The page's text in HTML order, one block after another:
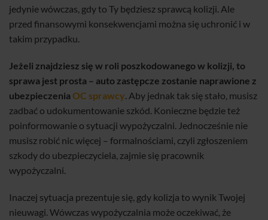
jedynie wówczas, gdy to Ty będziesz sprawcą kolizji. Ale
przed finansowymi konsekwencjami można się uchronić i w
takim przypadku.
Jeżeli znajdziesz się w roli poszkodowanego w kolizji, to
sprawa jest prosta – auto zastępcze zostanie naprawione z
ubezpieczeniaOC sprawcy. Aby jednak tak się stało, musisz
zadbać o udokumentowanie szkód. Konieczne będzie też
poinformowanie o sytuacji wypożyczalni. Jednocześnie nie
musisz robić nic więcej – formalnościami, czyli zgłoszeniem
szkody do ubezpieczyciela, zajmie się pracownik
wypożyczalni.
Inaczej sytuacja prezentuje się, gdy kolizja to wynik Twojej
nieuwagi. Wówczas wypożyczalnia może oczekiwać, że